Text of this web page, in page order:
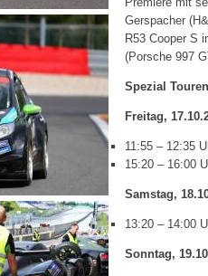
Gerspacher
R53 Cooper S
(Porsche 997
Spezial
Freitag,
11:55 – 12:35
15:20 – 16:00
Samstag,
13:20 – 14:00
Sonntag,